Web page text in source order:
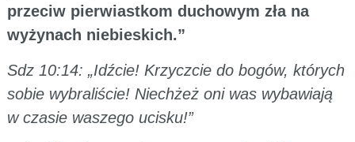
przeciw pierwiastkom duchowym zła na
wyżynach niebieskich.”
Sdz 10:14: „Idźcie! Krzyczcie do bogów, których
sobie wybraliście! Niechżeż oni was wybawiają
w czasie waszego ucisku!”